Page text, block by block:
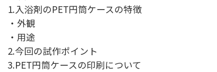
1.入浴剤のPET円筒ケースの特徴
・外観
・用途
2.今回の試作ポイント
3.PET円筒ケースの印刷について